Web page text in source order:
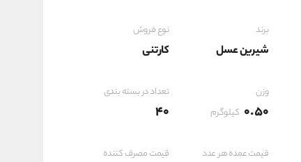
برند
شیرین عسل
نوع فروش
کارتنی
وزن
0.50 کیلوگرم
تعداد در بسته بندی
40
قیمت عمده هر عدد قیمت مصرف کننده